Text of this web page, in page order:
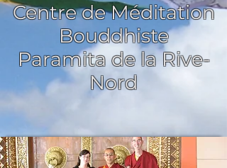
Centre de Méditation
Bouddhiste
Paramita de la Rive-
Nord